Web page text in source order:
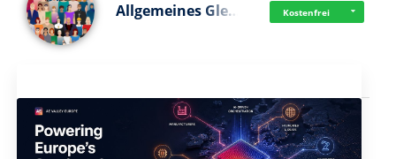
Allgemeines Gle… Kostenfrei